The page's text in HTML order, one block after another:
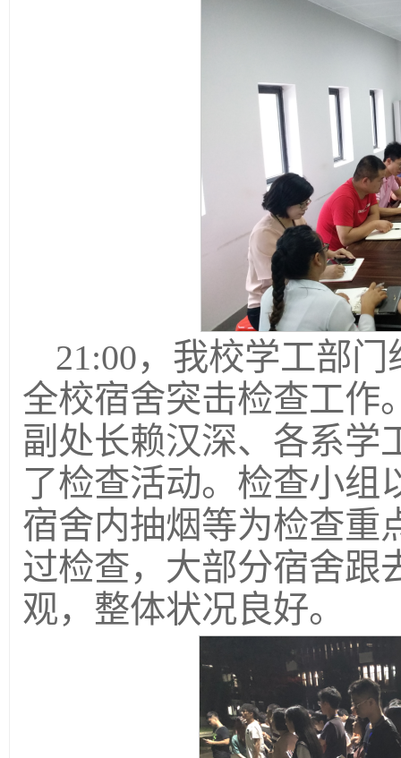
21:00，我校学工部
全校宿舍突击检查工作
副处长赖汉深、各系学
了检查活动。检查小组
宿舍内抽烟等为检查重
过检查，大部分宿舍跟
观，整体状况良好。